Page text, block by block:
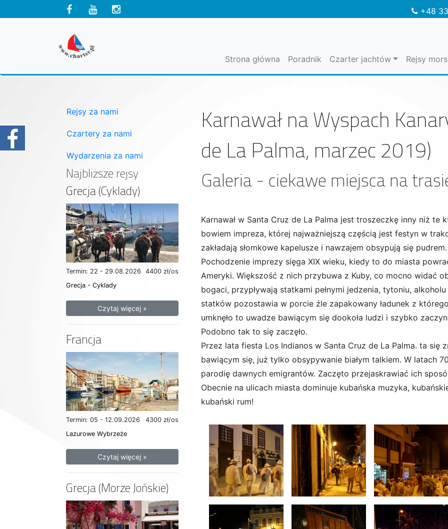
+48
Strona główna Poradnik Czarter jachtów Rejsy
Karnawał na Wyspach
de La Palma, marzec 2019)
Galeria - ciekawe miejsca na
Karnawał w Santa Cruz de La Palma jest troszeczkę inny niż
bowiem impreza, której najważniejszą częścią jest festyn w
zakładają słomkowe kapelusze i nawzajem obsypują się
Pochodzenie imprezy sięga XIX wieku, kiedy to do miasta
Ameryki. Większość z nich przybuwa z Kuby, co mocno widać
bogaci, przypływają statkami pełnymi jedzenia, tytoniu,
statków pozostawia w porcie źle zapakowany ładunek z
umknęło to uwadze bawiącym się dookoła ludzi i szybko
Podobno tak to się zaczęło.
Przez lata fiesta Los Indianos w Santa Cruz de La Palma. ta się
bawiącym się, już tylko obsypywanie białym talkiem. W latach
parodię dawnych emigrantów. Zaczęto przejaskrawiać ich
Obecnie na ulicach miasta dominuje kubańska muzyka,
kubański rum!
Rejsy za nami
Czartery za nami
Wydarzenia za nami
Najbliższe rejsy
Grecja (Cyklady)
Termin: 22 - 29.08.2026
4400 zł/os
Grecja - Cyklady
Czytaj więcej »
Francja
Termin: 05 - 12.09.2026
4300 zł/os
Lazurowe Wybrzeże
Czytaj więcej »
Grecja (Morze Jońskie)